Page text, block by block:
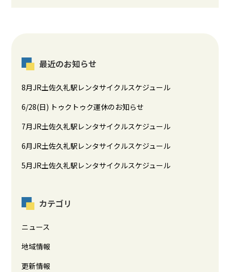
最近のお知らせ
8月JR土佐久礼駅レンタサイクルスケジュール
6/28(日) トゥクトゥク運休のお知らせ
7月JR土佐久礼駅レンタサイクルスケジュール
6月JR土佐久礼駅レンタサイクルスケジュール
5月JR土佐久礼駅レンタサイクルスケジュール
カテゴリ
ニュース
地域情報
更新情報